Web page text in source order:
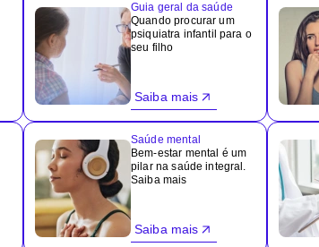
Guia geral da saúde
Quando procurar um
psiquiatra infantil para o
seu filho
Saiba mais
Saúde mental
Bem-estar mental é um
pilar na saúde integral.
Saiba mais
Saiba mais